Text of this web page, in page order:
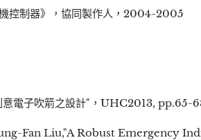
控制器》，協同製作人，2004-2005
意電子吹箭之設計"，UHC2013, pp.65-
Fan Liu,"A Robust Emergency